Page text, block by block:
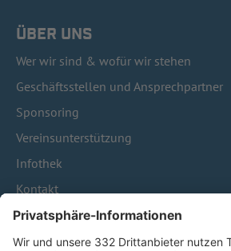
ÜBER UNS
Wer wir sind & wofür wir stehen
Geschäftsstellen und Ansprechpartner
Sponsoring
Vereinsunterstützung
Infothek
Kontakt
HÄUFIG BESUCHTE SEITEN